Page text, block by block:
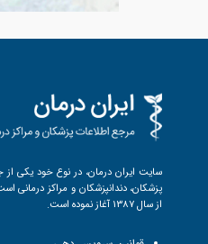
سایت ایران درمان، در نوع خود یکی
پزشکان، دندانپزشکان و مراکز درمانی
از سال 1387 آغاز نموده است.